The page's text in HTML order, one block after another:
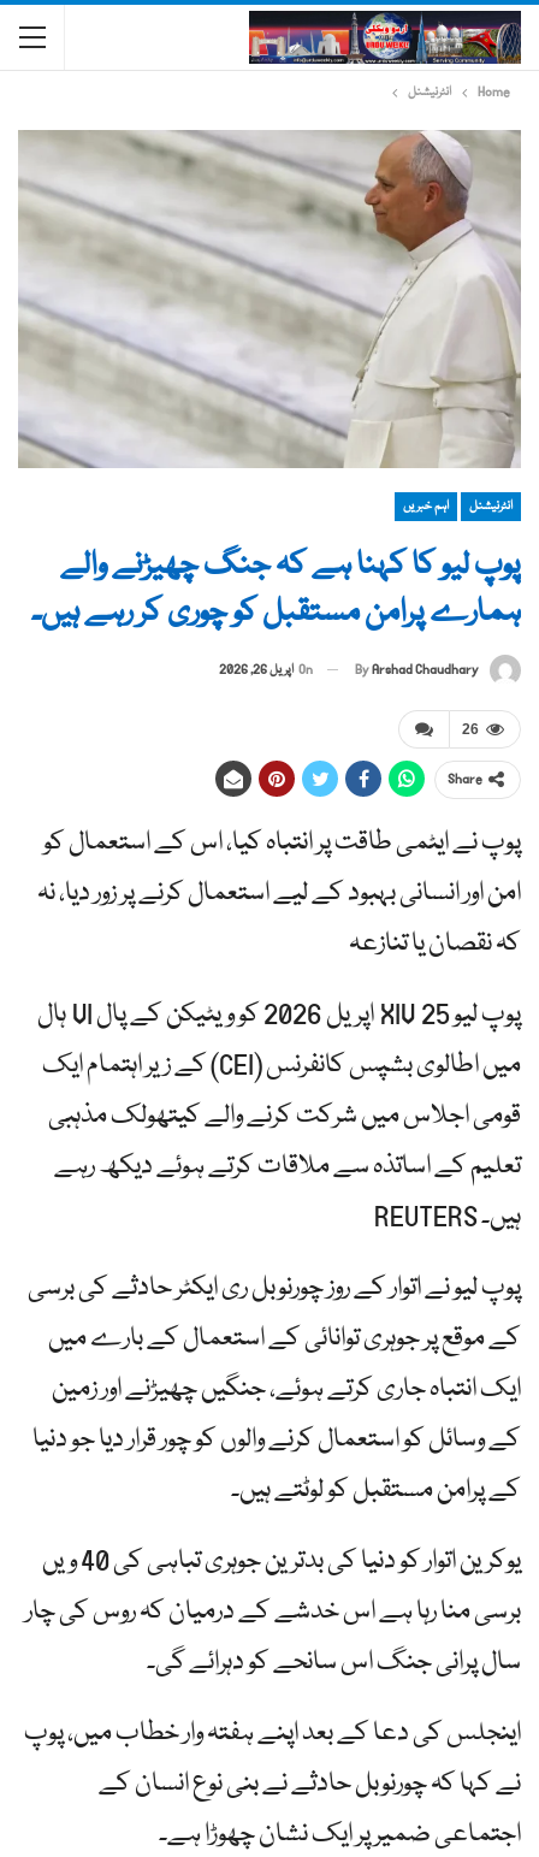
Home انٹرنیشنل
انٹرنیشنل اہم خبریں
پوپ لیو کا کہنا ہے کہ جنگ چھیڑنے والے
ہمارے پرامن مستقبل کو چوری کر رہے ہیں۔
ByArshad Chaudhary
On اپریل 26, 2026
26
Share
پوپ نے ایٹمی طاقت پر انتباہ کیا، اس کے استعمال کو
امن اور انسانی بہبود کے لیے استعمال کرنے پر زور دیا، نہ
کہ نقصان یا تنازعہ
پوپ لیو XIV 25 اپریل 2026 کو ویٹیکن کے پال VI ہال
میں اطالوی بشپس کانفرنس (CEI) کے زیر اہتمام ایک
قومی اجلاس میں شرکت کرنے والے کیتھولک مذہبی
تعلیم کے اساتذہ سے ملاقات کرتے ہوئے دیکھ رہے
ہیں۔ REUTERS
پوپ لیو نے اتوار کے روز چورنوبل ری ایکٹر حادثے کی برسی
کے موقع پر جوہری توانائی کے استعمال کے بارے میں
ایک انتباہ جاری کرتے ہوئے، جنگیں چھیڑنے اور زمین
کے وسائل کو استعمال کرنے والوں کو چور قرار دیا جو دنیا
کے پرامن مستقبل کو لوٹتے ہیں۔
یوکرین اتوار کو دنیا کی بدترین جوہری تباہی کی 40 ویں
برسی منا رہا ہے اس خدشے کے درمیان کہ روس کی چار
سال پرانی جنگ اس سانحے کو دہرائے گی۔
اینجلس کی دعا کے بعد اپنے ہفتہ وار خطاب میں، پوپ
نے کہا کہ چورنوبل حادثے نے بنی نوع انسان کے
اجتماعی ضمیر پر ایک نشان چھوڑا ہے۔